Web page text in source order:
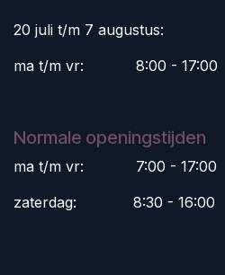
20 juli t/m 7 augustus:
ma t/m vr:
​8:00 - 17:00
Normale openingstijden
ma t/m vr:
​7:00 - 17:00
zaterdag:
​8:30 - 16:00